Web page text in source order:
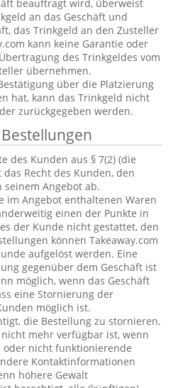
beauftragt wird, überweist
an das Geschäft und
das Trinkgeld an den Zusteller
kann keine Garantie oder
des Trinkgeldes vom
übernehmen.
über die Platzierung
hat, kann das Trinkgeld nicht
zurückgegeben werden.
des Kunden aus § 7(2) (die
Recht des Kunden, den
seinem Angebot ab.
im Angebot enthaltenen Waren
einen der Punkte in
der Kunde nicht gestattet, den
können Takeaway.com
aufgelöst werden. Eine
gegenüber dem Geschäft ist
möglich, wenn das Geschäft
eine Stornierung der
möglich ist.
die Bestellung zu stornieren,
mehr verfügbar ist, wenn
oder nicht funktionierende
Kontaktinformationen
höhere Gewalt